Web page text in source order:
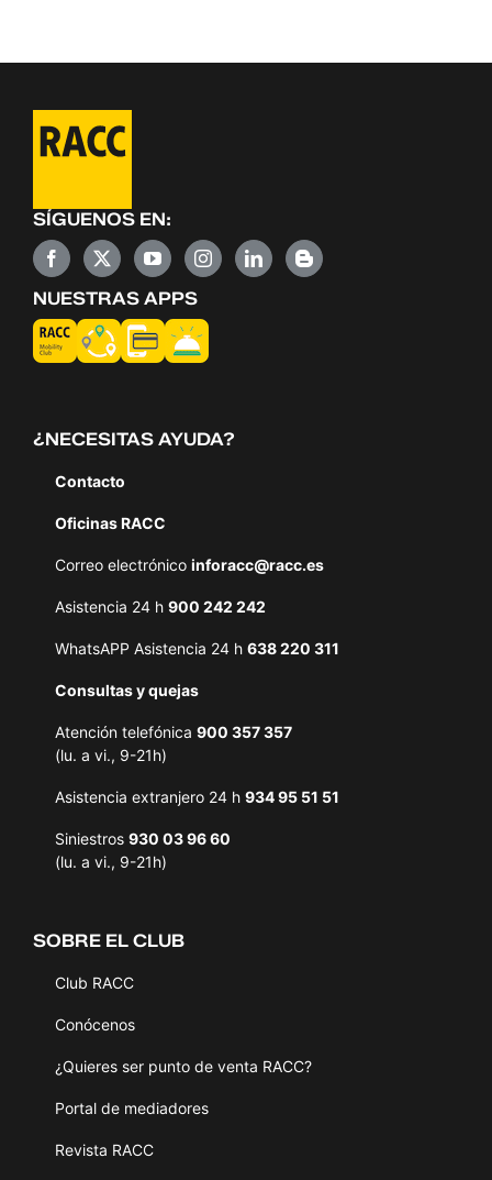
SÍGUENOS EN:
NUESTRAS APPS
¿NECESITAS AYUDA?
Contacto
Oficinas RACC
Correo electrónico inforacc@racc.es
Asistencia 24 h 900 242 242
WhatsAPP Asistencia 24 h 638 220 311
Consultas y quejas
Atención telefónica 900 357 357
(lu. a vi., 9-21h)
Asistencia extranjero 24 h 934 95 51 51
Siniestros 930 03 96 60
(lu. a vi., 9-21h)
SOBRE EL CLUB
Club RACC
Conócenos
¿Quieres ser punto de venta RACC?
Portal de mediadores
Revista RACC